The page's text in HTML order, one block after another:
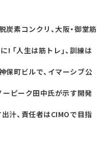
炭素コンクリ、大阪・御堂筋
「人生は筋トレ」、訓練は
保町ビルで、イマーシブ公
ーピーク田中氏が示す開発
汁、責任者はCIMOで目指